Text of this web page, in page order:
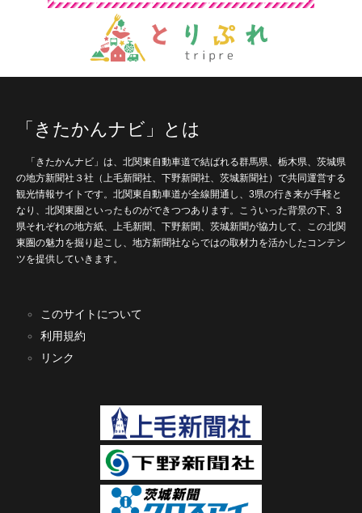
「きたかんナビ」とは
「きたかんナビ」は、北関東自動車道で結ばれる群馬県、栃木県、茨城県
の地方新聞社３社（上毛新聞社、下野新聞社、茨城新聞社）で共同運営する
観光情報サイトです。北関東自動車道が全線開通し、3県の行き来が手軽と
なり、北関東圏といったものができつつあります。こういった背景の下、3
県それぞれの地方紙、上毛新聞、下野新聞、茨城新聞が協力して、この北関
東圏の魅力を掘り起こし、地方新聞社ならではの取材力を活かしたコンテン
ツを提供していきます。
このサイトについて
利用規約
リンク